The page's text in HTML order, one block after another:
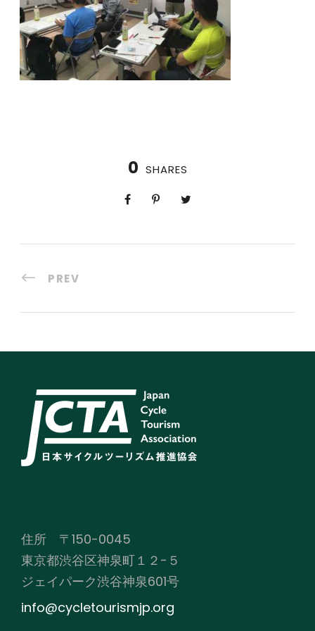
0 SHARES
PREV
住所 〒150-0045
東京都渋谷区神泉町１２−５
ジェイパーク渋谷神泉601号
info@cycletourismjp.org